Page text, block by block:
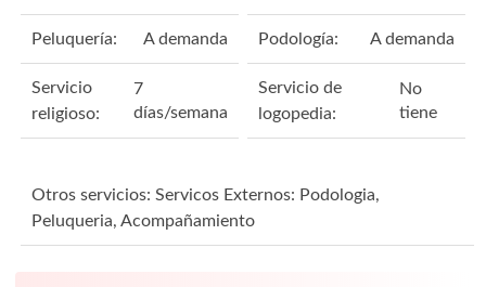
Peluquería: A demanda Podología: A demanda
Servicio
religioso:
7
días/semana
Servicio de
logopedia:
No
tiene
Otros servicios: Servicos Externos: Podologia,
Peluqueria, Acompañamiento